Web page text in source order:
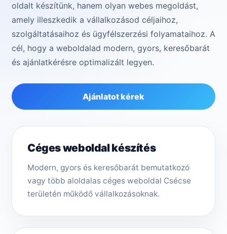
oldalt készítünk, hanem olyan webes megoldást,
amely illeszkedik a vállalkozásod céljaihoz,
szolgáltatásaihoz és ügyfélszerzési folyamataihoz. A
cél, hogy a weboldalad modern, gyors, keresőbarát
és ajánlatkérésre optimalizált legyen.
Ajánlatot kérek
Céges weboldal készítés
Modern, gyors és keresőbarát bemutatkozó
vagy több aloldalas céges weboldal Csécse
területén működő vállalkozásoknak.